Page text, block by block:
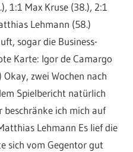
1:1 Max Kruse (38.), 2:1
Lehmann (58.)
sogar die Business-
Karte: Igor de Camargo
zwei Wochen nach
Spielbericht natürlich
beschränke ich mich auf
Lehmann Es lief die
sich vom Gegentor gut